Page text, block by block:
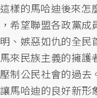
這樣的馬哈迪後來怎
，希望聯盟各政黨
明、嫉惡如仇的全民
馬來民族主義的擁護
壓制公民社會的過去
讓馬哈迪的良好新形